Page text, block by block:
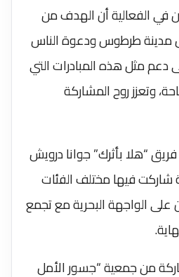
في الفعالية أن الهدف من
مدينة طرطوس ودعوة الناس
دعم مثل هذه المبادرات التي
وتعزز روح المشاركة
“هلا بأثرك” جوانا درويش
شاركت فيها مختلف الفئات
على الواجهة البحرية مع تجمع
من جمعية “جسور الأمل